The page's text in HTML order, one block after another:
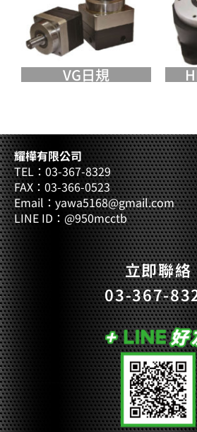
VG日規
耀樺有限公司
TEL：03-367-8329
FAX：03-366-0523
Email：yawa5168@gmail.com
LINE ID：@950mcctb
立即聯絡
03-367-